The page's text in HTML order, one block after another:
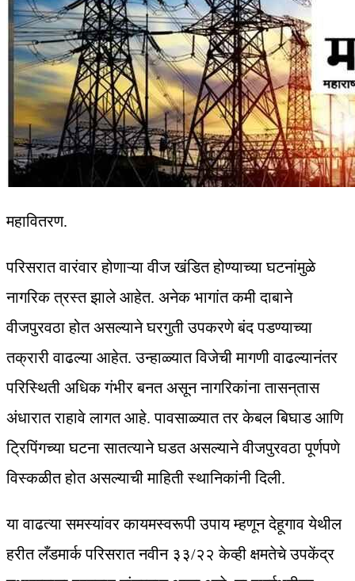
महावितरण.
परिसरात वारंवार होणाऱ्या वीज खंडित होण्याच्या घटनांमुळे
नागरिक त्रस्त झाले आहेत. अनेक भागांत कमी दाबाने
वीजपुरवठा होत असल्याने घरगुती उपकरणे बंद पडण्याच्या
तक्रारी वाढल्या आहेत. उन्हाळ्यात विजेची मागणी वाढल्यानंतर
परिस्थिती अधिक गंभीर बनत असून नागरिकांना तासन्‌तास
अंधारात राहावे लागत आहे. पावसाळ्यात तर केबल बिघाड आणि
ट्रिपिंगच्या घटना सातत्याने घडत असल्याने वीजपुरवठा पूर्णपणे
विस्कळीत होत असल्याची माहिती स्थानिकांनी दिली.
या वाढत्या समस्यांवर कायमस्वरूपी उपाय म्हणून देहूगाव येथील
हरीत लँडमार्क परिसरात नवीन ३३/२२ केव्ही क्षमतेचे उपकेंद्र